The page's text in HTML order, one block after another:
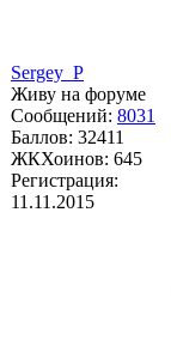
Sergey_P
Живу на форуме
Сообщений: 8031
Баллов: 32411
ЖКХоинов: 645
Регистрация:
11.11.2015